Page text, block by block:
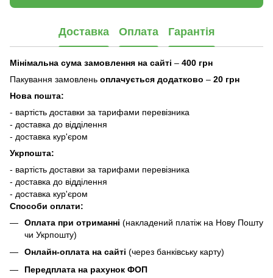
Доставка Оплата Гарантія
Мінімальна сума замовлення на сайті – 400 грн
Пакування замовлень оплачується додатково – 20 грн
Нова пошта:
- вартість доставки за тарифами перевізника
- доставка до відділення
- доставка кур'єром
Укрпошта:
- вартість доставки за тарифами перевізника
- доставка до відділення
- доставка кур'єром
Способи оплати:
Оплата при отриманні (накладений платіж на Нову Пошту
чи Укрпошту)
Онлайн-оплата на сайті (через банківську карту)
Передплата на рахунок ФОП